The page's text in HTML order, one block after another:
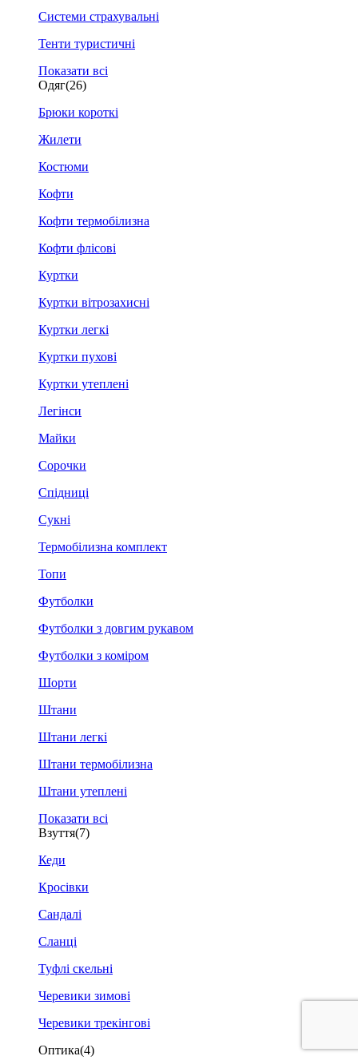
Системи страхувальні
Тенти туристичні
Показати всі
Одяг(26)
Брюки короткі
Жилети
Костюми
Кофти
Кофти термобілизна
Кофти флісові
Куртки
Куртки вітрозахисні
Куртки легкі
Куртки пухові
Куртки утеплені
Легінси
Майки
Сорочки
Спідниці
Сукні
Термобілизна комплект
Топи
Футболки
Футболки з довгим рукавом
Футболки з коміром
Шорти
Штани
Штани легкі
Штани термобілизна
Штани утеплені
Показати всі
Взуття(7)
Кеди
Кросівки
Сандалі
Сланці
Туфлі скельні
Черевики зимові
Черевики трекінгові
Оптика(4)